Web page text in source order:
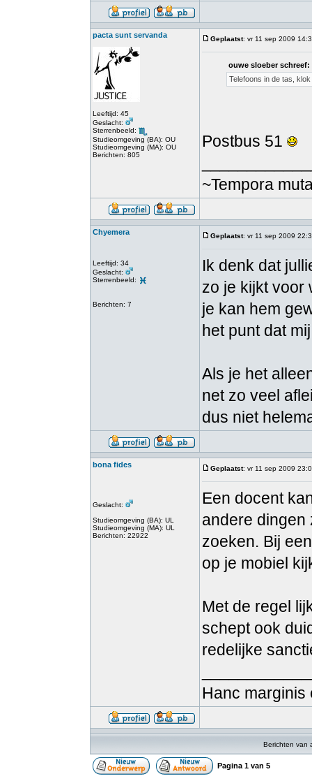
pacta sunt servanda
Leeftijd: 45
Geslacht:
Sterrenbeeld:
Studieomgeving (BA): OU
Studieomgeving (MA): OU
Berichten: 805
Geplaatst: vr 11 sep 2009
ouwe sloeber schreef:
Telefoons in de tas,
Postbus 51
~Tempora
Chyemera
Leeftijd: 34
Geslacht:
Sterrenbeeld:
Berichten: 7
Geplaatst: vr 11 sep 2009
Ik denk dat
zo je kijkt voor
je kan hem
het punt dat
Als je het
net zo veel
dus niet
bona fides
Geslacht:
Studieomgeving (BA): UL
Studieomgeving (MA): UL
Berichten: 22922
Geplaatst: vr 11 sep 2009
Een docent
andere dingen
zoeken. Bij
op je mobiel
Met de regel
schept ook
redelijke
Hanc marginis
Berichten van
Pagina 1 van 5